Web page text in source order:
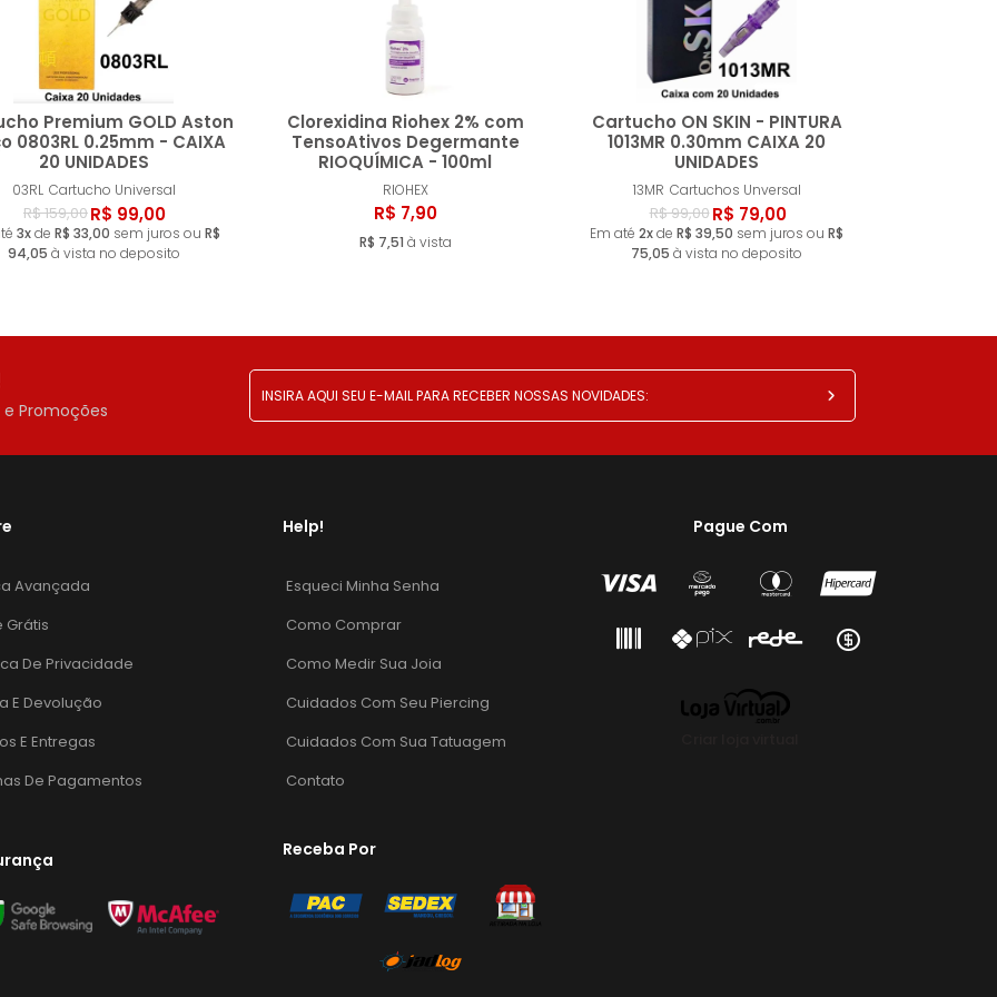
Premium GOLD Aston
0803RL 0.25mm - CAIXA
20 UNIDADES
03RL Cartucho Universal
R$ 159,00R$ 99,00
3xde R$ 33,00 sem juros ou R$
94,05 à vista no deposito
Comprar
Clorexidina Riohex 2% com
TensoAtivos Degermante
RIOQUÍMICA - 100ml
RIOHEX
R$ 7,90
R$ 7,51 à vista
Comprar
Cartucho ON SKIN - PINTURA
1013MR 0.30mm CAIXA 20
UNIDADES
13MR Cartuchos Unversal
R$ 99,00R$ 79,00
Em até 2xde R$ 39,50 sem juros ou R$
75,05 à vista no deposito
Comprar
Promoções
Avançada
Grátis
De Privacidade
E Devolução
E Entregas
De Pagamentos
Help!
Esqueci Minha Senha
Como Comprar
Como Medir Sua Joia
Cuidados Com Seu Piercing
Cuidados Com Sua Tatuagem
Contato
Receba Por
Pague Com